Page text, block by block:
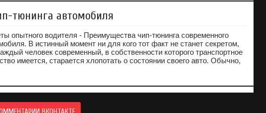
тюнинга автомобиля
опытного водителя - Преимущества чип-тюнинга современного
В истинный момент ни для кого тот факт не станет секретом,
человек современный, в собственности которого транспортное
имеется, старается хлопотать о состоянии своего авто. Обычно,